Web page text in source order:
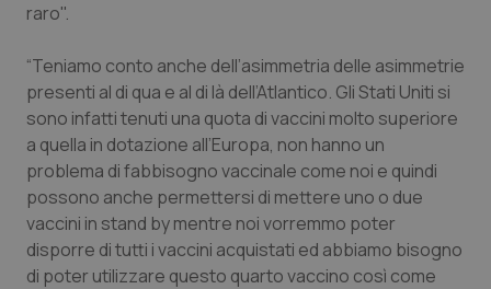
Puglia
Sardegna
Sicilia
Toscana
Malattie rare
Malattia di Crohn & Rettocolite Ulcerosa
Neuroscienze & patologie neurodegenerative
Obesità
raro".
“Teniamo conto anche dell’asimmetria delle asimmetrie
presenti al di qua e al di là dell’Atlantico. Gli Stati Uniti si
sono infatti tenuti una quota di vaccini molto superiore
a quella in dotazione all’Europa, non hanno un
problema di fabbisogno vaccinale come noi e quindi
possono anche permettersi di mettere uno o due
vaccini in stand by mentre noi vorremmo poter
disporre di tutti i vaccini acquistati ed abbiamo bisogno
di poter utilizzare questo quarto vaccino così come